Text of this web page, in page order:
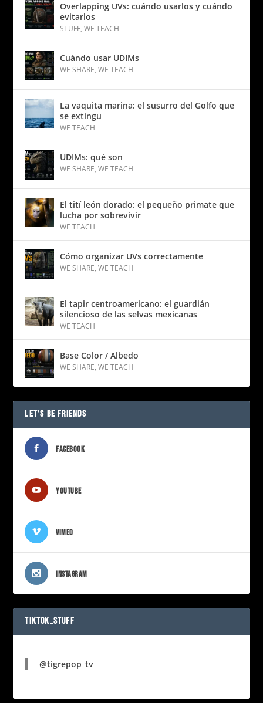
Overlapping UVs: cuándo usarlos y cuándo
evitarlos
STUFF,WE TEACH
Cuándo usar UDIMs
WE SHARE,WE TEACH
La vaquita marina: el susurro del Golfo que
se extingu
WE TEACH
UDIMs: qué son
WE SHARE,WE TEACH
El tití león dorado: el pequeño primate que
lucha por sobrevivir
WE TEACH
Cómo organizar UVs correctamente
WE SHARE,WE TEACH
El tapir centroamericano: el guardián
silencioso de las selvas mexicanas
WE TEACH
Base Color / Albedo
WE SHARE,WE TEACH
LET’S BE FRIENDS
FACEBOOK
YOUTUBE
VIMEO
INSTAGRAM
TIKTOK_STUFF
@tigrepop_tv